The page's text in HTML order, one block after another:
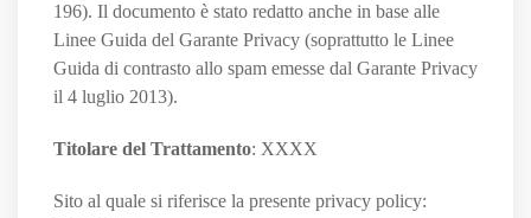
196). Il documento è stato redatto anche in base alle
Linee Guida del Garante Privacy (soprattutto le Linee
Guida di contrasto allo spam emesse dal Garante Privacy
il 4 luglio 2013).
Titolare del Trattamento: XXXX
Sito al quale si riferisce la presente privacy policy: